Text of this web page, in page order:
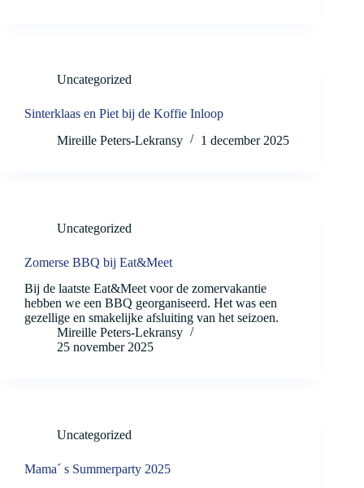
Uncategorized
Sinterklaas en Piet bij de Koffie Inloop
Mireille Peters-Lekransy
1 december 2025
Uncategorized
Zomerse BBQ bij Eat&Meet
Bij de laatste Eat&Meet voor de zomervakantie
hebben we een BBQ georganiseerd. Het was een
gezellige en smakelijke afsluiting van het seizoen.
Mireille Peters-Lekransy
25 november 2025
Uncategorized
Mama´ s Summerparty 2025